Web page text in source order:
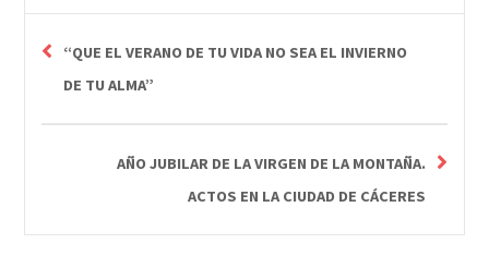
“QUE EL VERANO DE TU VIDA NO SEA EL INVIERNO
DE TU ALMA”
AÑO JUBILAR DE LA VIRGEN DE LA MONTAÑA.
ACTOS EN LA CIUDAD DE CÁCERES